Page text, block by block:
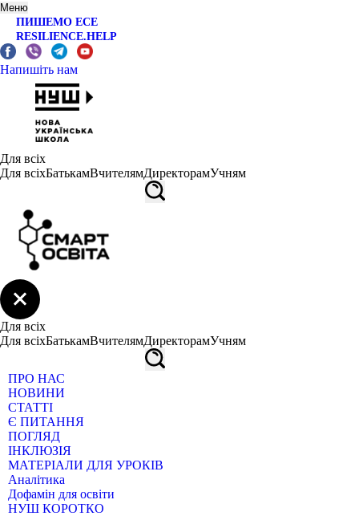
Меню
ПИШЕМО ЕСЕ
RESILIENCE.HELP
Напишіть нам
Для всіх
Для всіхБатькамВчителямДиректорамУчням
Для всіх
Для всіхБатькамВчителямДиректорамУчням
ПРО НАС
НОВИНИ
СТАТТІ
Є ПИТАННЯ
ПОГЛЯД
ІНКЛЮЗІЯ
МАТЕРІАЛИ ДЛЯ УРОКІВ
Аналітика
Дофамін для освіти
НУШ КОРОТКО